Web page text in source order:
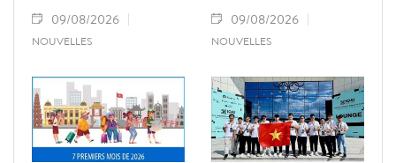
09/08/2026
NOUVELLES
09/08/2026
NOUVELLES